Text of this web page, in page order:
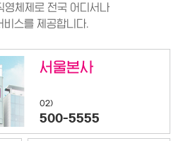
영체제로 전국 어디서나
비스를 제공합니다.
서울본사
02)
500-5555